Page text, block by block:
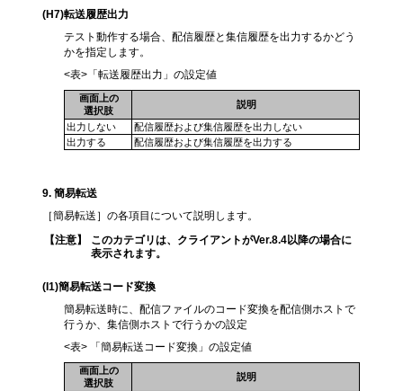
(H7)転送履歴出力
テスト動作する場合、配信履歴と集信履歴を出力するかどう
かを指定します。
<表>「転送履歴出力」の設定値
画面上の
選択肢
説明
出力しない
配信履歴および集信履歴を出力しない
出力する
配信履歴および集信履歴を出力する
9.簡易転送
［簡易転送］の各項目について説明します。
【注意】
このカテゴリは、クライアントがVer.8.4以降の場合に
表示されます。
(I1)簡易転送コード変換
簡易転送時に、配信ファイルのコード変換を配信側ホストで
行うか、集信側ホストで行うかの設定
<表> 「簡易転送コード変換」の設定値
画面上の
選択肢
説明